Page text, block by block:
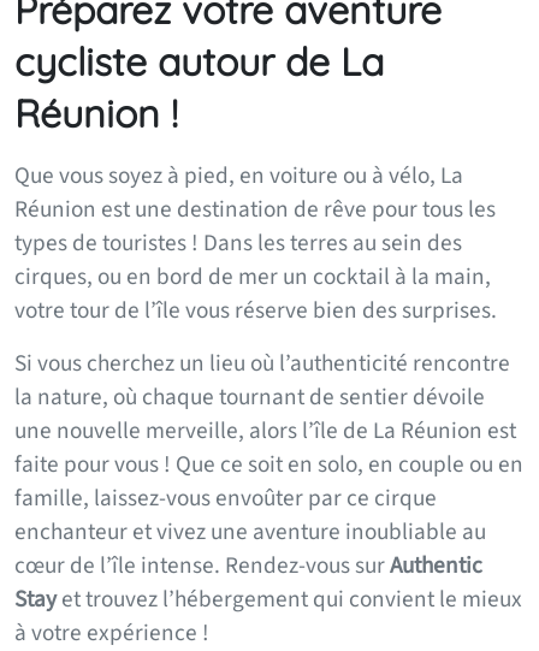
Préparez votre aventure
cycliste autour de La
Réunion !
Que vous soyez à pied, en voiture ou à vélo, La
Réunion est une destination de rêve pour tous les
types de touristes ! Dans les terres au sein des
cirques, ou en bord de mer un cocktail à la main,
votre tour de l’île vous réserve bien des surprises.
Si vous cherchez un lieu où l’authenticité rencontre
la nature, où chaque tournant de sentier dévoile
une nouvelle merveille, alors l’île de La Réunion est
faite pour vous ! Que ce soit en solo, en couple ou en
famille, laissez-vous envoûter par ce cirque
enchanteur et vivez une aventure inoubliable au
cœur de l’île intense. Rendez-vous surAuthentic
Stayet trouvez l’hébergement qui convient le mieux
à votre expérience !